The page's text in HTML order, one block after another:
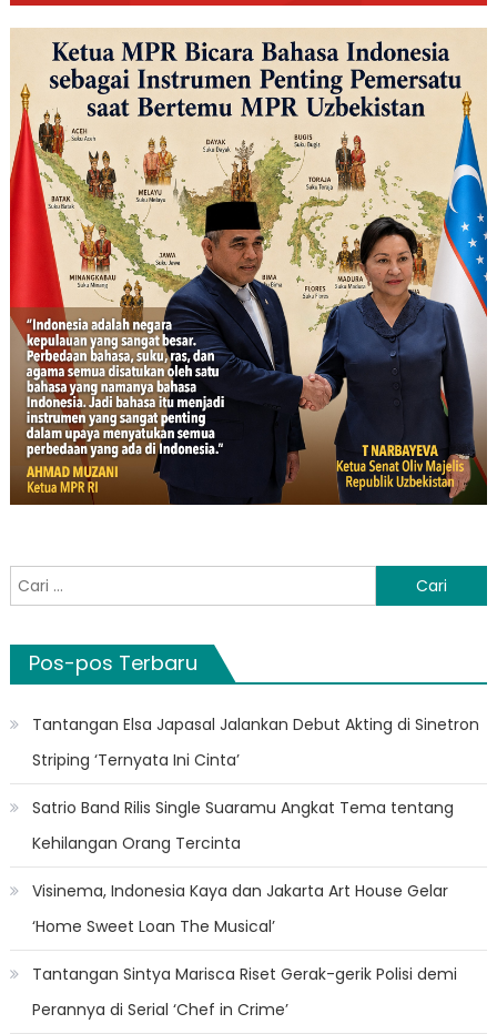
Cari
untuk:
Pos-pos Terbaru
Tantangan Elsa Japasal Jalankan Debut Akting di Sinetron
Striping ‘Ternyata Ini Cinta’
Satrio Band Rilis Single Suaramu Angkat Tema tentang
Kehilangan Orang Tercinta
Visinema, Indonesia Kaya dan Jakarta Art House Gelar
‘Home Sweet Loan The Musical’
Tantangan Sintya Marisca Riset Gerak-gerik Polisi demi
Perannya di Serial ‘Chef in Crime’